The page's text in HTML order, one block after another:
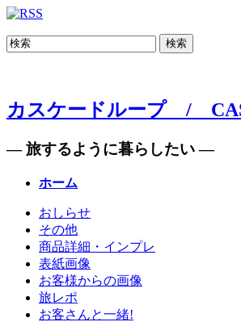
検索
カスケードループ /
— 旅するように暮らしたい —
ホーム
おしらせ
その他
商品詳細・インプレ
表紙画像
お客様からの画像
旅レポ
お客さんと一緒!